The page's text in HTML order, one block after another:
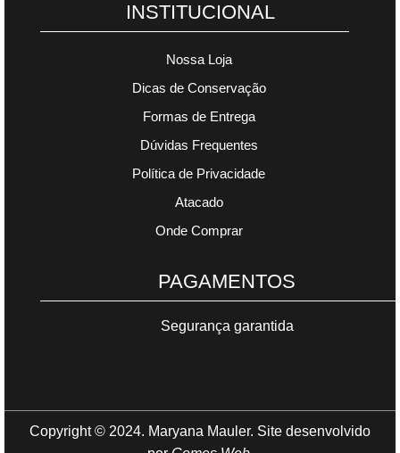
INSTITUCIONAL
Nossa Loja
Dicas de Conservação
Formas de Entrega
Dúvidas Frequentes
Política de Privacidade
Atacado
Onde Comprar
PAGAMENTOS
Segurança garantida
Copyright © 2024. Maryana Mauler. Site desenvolvido